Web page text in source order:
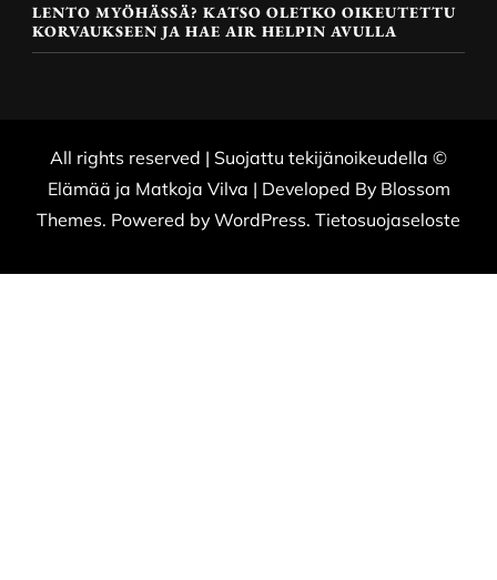
LENTO MYÖHÄSSÄ? KATSO OLETKO OIKEUTETTU
KORVAUKSEEN JA HAE AIR HELPIN AVULLA
All rights reserved | Suojattu tekijänoikeudella ©
Elämää ja Matkoja Vilva | Developed By Blossom
Themes. Powered byWordPress. Tietosuojaseloste